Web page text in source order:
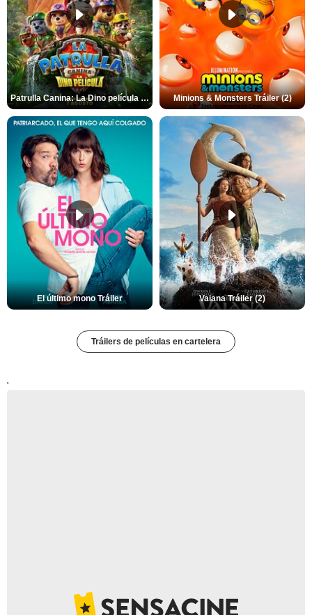
Patrulla Canina: La Dino película Tráiler VO Minions & Monsters Tráiler (2)
El último mono Tráiler Vaiana Tráiler (2)
Tráilers de películas en cartelera
'